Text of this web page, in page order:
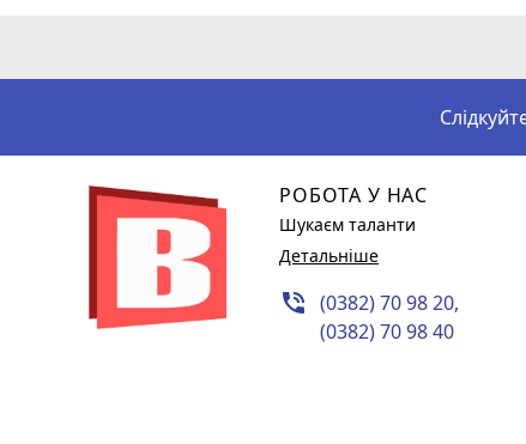
РОБОТА У НАС
Шукаєм таланти
Детальніше
phone_in_talk (0382) 70 98 20,
(0382) 70 98 40